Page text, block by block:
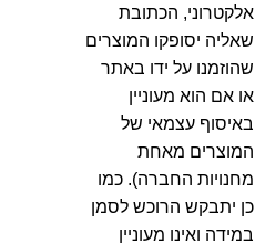
אלקטרוני, הכתובת
שאליה יסופקו המוצרים
שהוזמנו על ידו באתר
או אם הוא מעוניין
באיסוף עצמאי של
המוצרים מאחת
מחנויות החברה). כמו
כן יתבקש הרוכש לסמן
במידה ואינו מעוניין